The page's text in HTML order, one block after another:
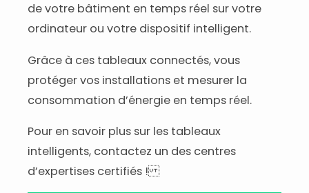
de votre bâtiment en temps réel sur votre
ordinateur ou votre dispositif intelligent.
Grâce à ces tableaux connectés, vous
protéger vos installations et mesurer la
consommation d’énergie en temps réel.
Pour en savoir plus sur les tableaux
intelligents, contactez un des centres
d’expertises certifiés !